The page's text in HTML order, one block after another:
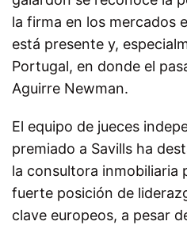
la firma en los mercados
está presente y,
Portugal, en donde el
Aguirre Newman.
El equipo de jueces
premiado a Savills ha
la consultora inmobiliaria
fuerte posición de
clave europeos, a pesar